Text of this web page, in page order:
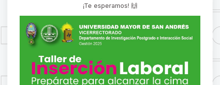
¡Te esperamos! 🙌